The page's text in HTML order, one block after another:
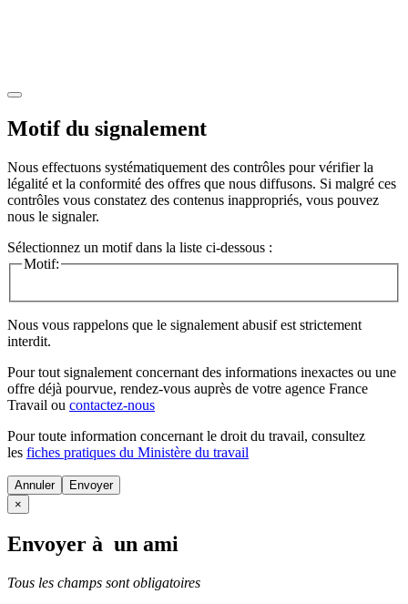
Motif du signalement
Nous effectuons systématiquement des contrôles pour vérifier la
légalité et la conformité des offres que nous diffusons. Si malgré ces
contrôles vous constatez des contenus inappropriés, vous pouvez
nous le signaler.
Sélectionnez un motif dans la liste ci-dessous :
Motif:
Nous vous rappelons que le signalement abusif est strictement
interdit.
Pour tout signalement concernant des informations inexactes ou une
offre déjà pourvue, rendez-vous auprès de votre agence France
Travail ou contactez-nous
Pour toute information concernant le droit du travail, consultez
les fiches pratiques du Ministère du travail
Annuler
×
Envoyer à un ami
Tous les champs sont obligatoires